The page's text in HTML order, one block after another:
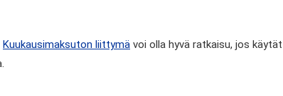
Kuukausimaksuton liittymä voi olla hyvä ratkaisu, jos